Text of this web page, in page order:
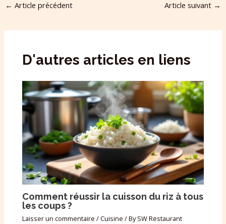
← Article précédent Article suivant →
D'autres articles en liens
Comment réussir la cuisson du riz à tous
les coups ?
Laisser un commentaire /Cuisine / BySW Restaurant